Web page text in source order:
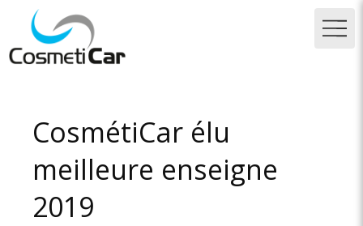
CosmétiCar élu
meilleure enseigne
2019